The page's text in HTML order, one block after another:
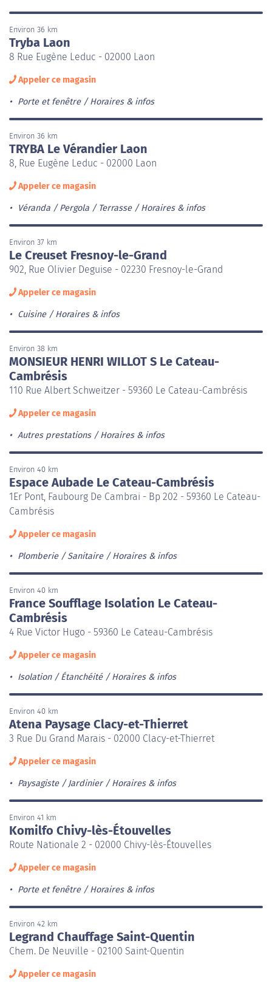
Environ 36 km
Tryba Laon
8 Rue Eugène Leduc - 02000 Laon
Appeler ce magasin
Porte et fenêtre Horaires & infos
Environ 36 km
TRYBA Le Vérandier Laon
8, Rue Eugène Leduc - 02000 Laon
Appeler ce magasin
Véranda / Pergola / Terrasse Horaires & infos
Environ 37 km
Le Creuset Fresnoy-le-Grand
902, Rue Olivier Deguise - 02230 Fresnoy-le-Grand
Appeler ce magasin
Cuisine Horaires & infos
Environ 38 km
MONSIEUR HENRI WILLOT S Le Cateau-
Cambrésis
110 Rue Albert Schweitzer - 59360 Le Cateau-Cambrésis
Appeler ce magasin
Autres prestations Horaires & infos
Environ 40 km
Espace Aubade Le Cateau-Cambrésis
1Er Pont, Faubourg De Cambrai - Bp 202 - 59360 Le Cateau-
Cambrésis
Appeler ce magasin
Plomberie / Sanitaire Horaires & infos
Environ 40 km
France Soufflage Isolation Le Cateau-
Cambrésis
4 Rue Victor Hugo - 59360 Le Cateau-Cambrésis
Appeler ce magasin
Isolation / Étanchéité Horaires & infos
Environ 40 km
Atena Paysage Clacy-et-Thierret
3 Rue Du Grand Marais - 02000 Clacy-et-Thierret
Appeler ce magasin
Paysagiste / Jardinier Horaires & infos
Environ 41 km
Komilfo Chivy-lès-Étouvelles
Route Nationale 2 - 02000 Chivy-lès-Étouvelles
Appeler ce magasin
Porte et fenêtre Horaires & infos
Environ 42 km
Legrand Chauffage Saint-Quentin
Chem. De Neuville - 02100 Saint-Quentin
Appeler ce magasin